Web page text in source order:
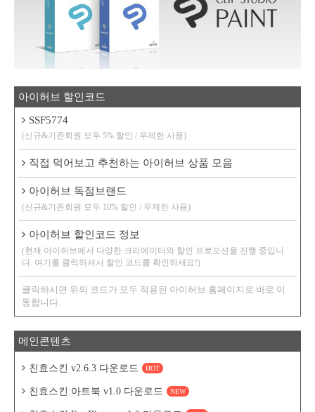
아이허브 할인코드
SSF5774
(신규&기존회원 모두 5% 할인 / 무제한 사용)
직접 먹어보고 추천하는 아이허브 상품 모음
아이허브 독점브랜드
(신규&기존회원 모두 10% 할인 / 무제한 사용)
아이허브 할인코드 정보
(현재 아이허브에서 다양한 크리에이터와 할인 프로모션을 진행 중입니
다. 여기를 클릭하셔서 할인 코드를 확인하세요!)
클릭하시면 위의 코드가 모두 적용된 아이허브 홈페이지로 바로 이
동합니다.
메인콘텐츠
친효스킨 v2.6.3 다운로드 HOT
친효스킨:아트북 v1.0 다운로드 NEW